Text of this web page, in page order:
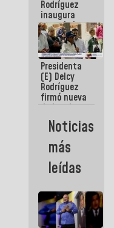
Rodríguez
inaugura
casa de los
Abuelos
Primavera
en Caracas
Presidenta
(E) Delcy
Rodríguez
firmó nueva
de Ley de
Arrendamiento
aprobada
por la AN
Noticias
más
leídas